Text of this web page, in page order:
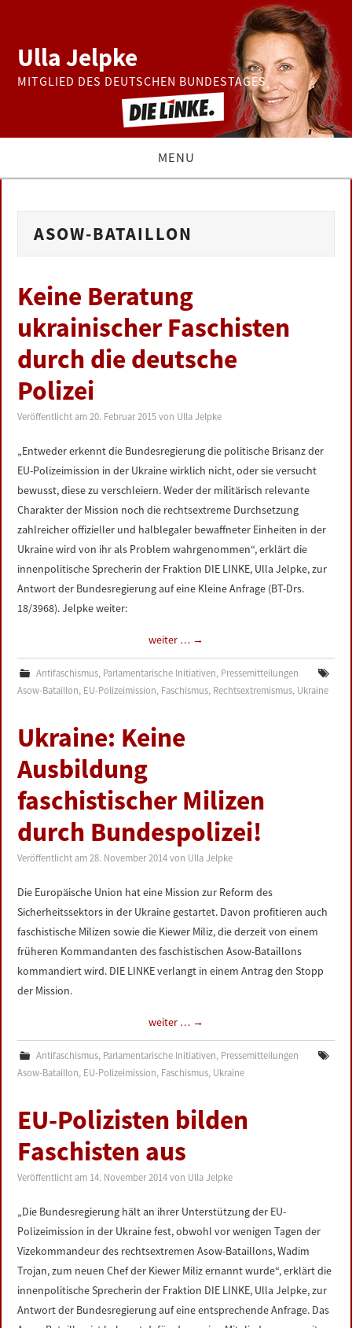
Ulla Jelpke
MITGLIED DES DEUTSCHEN BUNDESTAGES
MENU
BUNDESTAG
PRESSE
ZUR PERSON
LINKS
DATENSCHUTZERKLÄRUNG
IMPRESSUM
ASOW-BATAILLON
Keine Beratung
ukrainischer Faschisten
durch die deutsche
Polizei
Veröffentlicht am20. Februar 2015 von Ulla Jelpke
„Entweder erkennt die Bundesregierung die politische Brisanz der
EU-Polizeimission in der Ukraine wirklich nicht, oder sie versucht
bewusst, diese zu verschleiern. Weder der militärisch relevante
Charakter der Mission noch die rechtsextreme Durchsetzung
zahlreicher offizieller und halblegaler bewaffneter Einheiten in der
Ukraine wird von ihr als Problem wahrgenommen“, erklärt die
innenpolitische Sprecherin der Fraktion DIE LINKE, Ulla Jelpke, zur
Antwort der Bundesregierung auf eine Kleine Anfrage (BT-Drs.
18/3968). Jelpke weiter:
weiter … →
Antifaschismus, Parlamentarische Initiativen, Pressemitteilungen
Asow-Bataillon, EU-Polizeimission, Faschismus, Rechtsextremismus, Ukraine
Ukraine: Keine
Ausbildung
faschistischer Milizen
durch Bundespolizei!
Veröffentlicht am28. November 2014 von Ulla Jelpke
Die Europäische Union hat eine Mission zur Reform des
Sicherheitssektors in der Ukraine gestartet. Davon profitieren auch
faschistische Milizen sowie die Kiewer Miliz, die derzeit von einem
früheren Kommandanten des faschistischen Asow-Bataillons
kommandiert wird. DIE LINKE verlangt in einem Antrag den Stopp
der Mission.
weiter … →
Antifaschismus, Parlamentarische Initiativen, Pressemitteilungen
Asow-Bataillon, EU-Polizeimission, Faschismus, Ukraine
EU-Polizisten bilden
Faschisten aus
Veröffentlicht am 14. November 2014 von Ulla Jelpke
„Die Bundesregierung hält an ihrer Unterstützung der EU-
Polizeimission in der Ukraine fest, obwohl vor wenigen Tagen der
Vizekommandeur des rechtsextremen Asow-Bataillons, Wadim
Trojan, zum neuen Chef der Kiewer Miliz ernannt wurde“, erklärt die
innenpolitische Sprecherin der Fraktion DIE LINKE, Ulla Jelpke, zur
Antwort der Bundesregierung auf eine entsprechende Anfrage. Das